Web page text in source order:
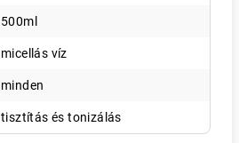
500ml
micellás víz
minden
tisztítás és tonizálás